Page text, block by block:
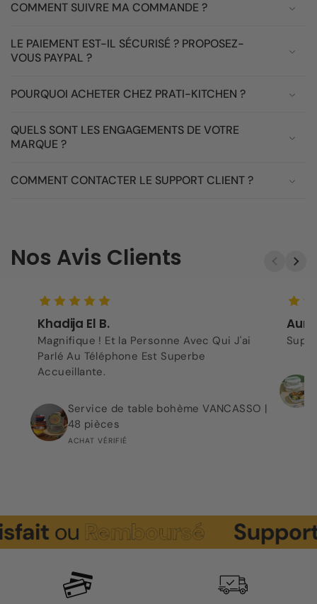
COMMENT SUIVRE MA COMMANDE ?
LE PAIEMENT EST-IL SÉCURISÉ ? PROPOSEZ-
VOUS PAYPAL ?
POURQUOI ACHETER CHEZ PRATI-KITCHEN ?
QUELS SONT LES ENGAGEMENTS DE VOTRE
MARQUE ?
COMMENT CONTACTER LE SUPPORT CLIENT ?
Nos Avis Clients
Khadija El B.
Magnifique ! Et la Personne Avec Qui J'ai
Parlé Au Téléphone Est Superbe
Accueillante.
Service de table bohème VANCASSO |
48 pièces
ACHAT VÉRIFIÉ
Remboursé Support